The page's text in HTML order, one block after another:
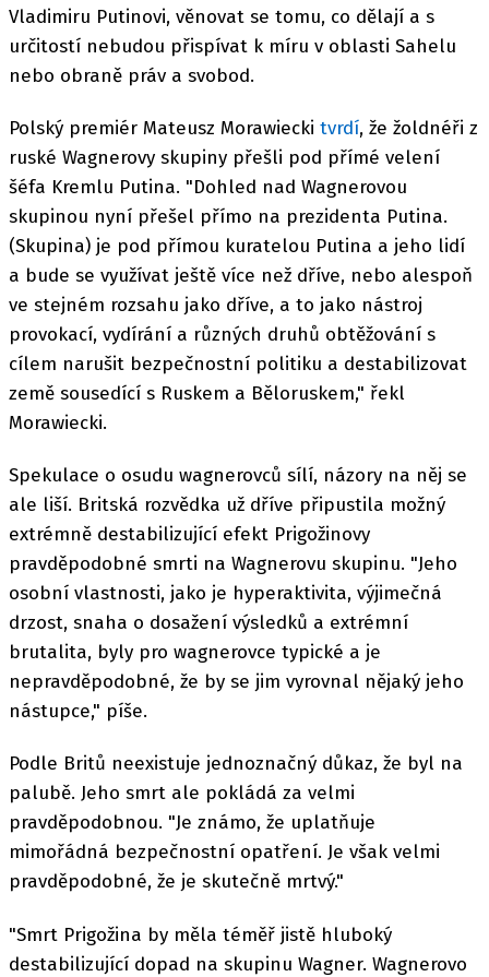
Vladimiru Putinovi, věnovat se tomu, co dělají a s
určitostí nebudou přispívat k míru v oblasti Sahelu
nebo obraně práv a svobod.
Polský premiér Mateusz Morawiecki tvrdí, že žoldnéři z
ruské Wagnerovy skupiny přešli pod přímé velení
šéfa Kremlu Putina. "Dohled nad Wagnerovou
skupinou nyní přešel přímo na prezidenta Putina.
(Skupina) je pod přímou kuratelou Putina a jeho lidí
a bude se využívat ještě více než dříve, nebo alespoň
ve stejném rozsahu jako dříve, a to jako nástroj
provokací, vydírání a různých druhů obtěžování s
cílem narušit bezpečnostní politiku a destabilizovat
země sousedící s Ruskem a Běloruskem," řekl
Morawiecki.
Spekulace o osudu wagnerovců sílí, názory na něj se
ale liší. Britská rozvědka už dříve připustila možný
extrémně destabilizující efekt Prigožinovy
pravděpodobné smrti na Wagnerovu skupinu. "Jeho
osobní vlastnosti, jako je hyperaktivita, výjimečná
drzost, snaha o dosažení výsledků a extrémní
brutalita, byly pro wagnerovce typické a je
nepravděpodobné, že by se jim vyrovnal nějaký jeho
nástupce," píše.
Podle Britů neexistuje jednoznačný důkaz, že byl na
palubě. Jeho smrt ale pokládá za velmi
pravděpodobnou. "Je známo, že uplatňuje
mimořádná bezpečnostní opatření. Je však velmi
pravděpodobné, že je skutečně mrtvý."
"Smrt Prigožina by měla téměř jistě hluboký
destabilizující dopad na skupinu Wagner. Wagnerovo